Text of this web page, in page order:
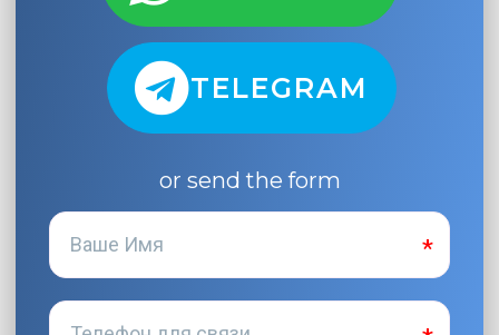
TELEGRAM
or send the form